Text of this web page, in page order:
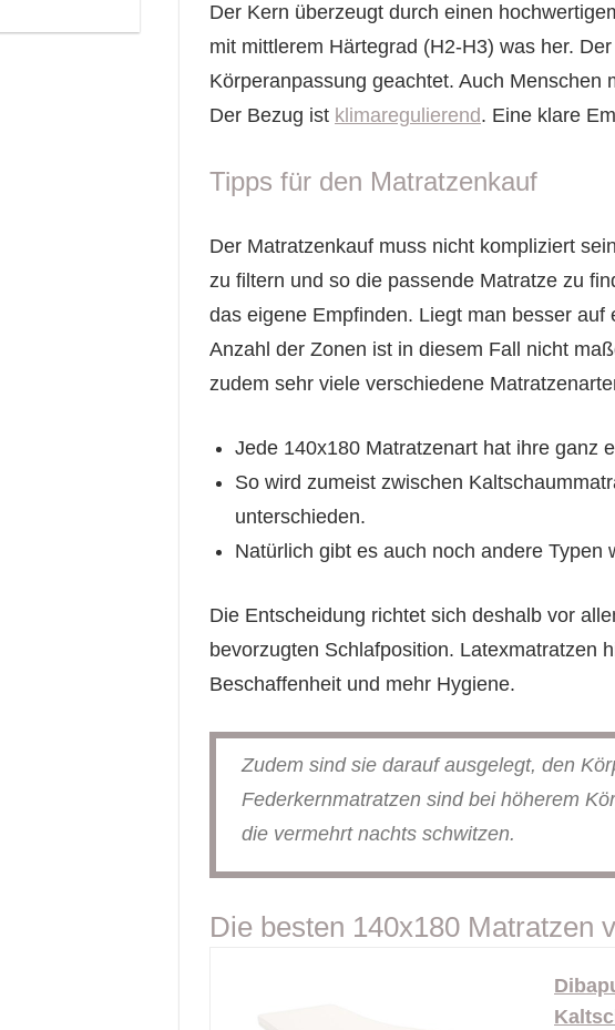
Der Kern überzeugt durch einen
mit mittlerem Härtegrad (H2-H3) was her.
Körperanpassung geachtet. Auch
Der Bezug ist klimaregulierend. Eine klare
Tipps für den Matratzenkauf
Der Matratzenkauf muss nicht kompliziert
zu filtern und so die passende Matratze zu
das eigene Empfinden. Liegt man besser
Anzahl der Zonen ist in diesem Fall nicht
zudem sehr viele verschiedene
Jede 140x180 Matratzenart hat ihre ganz
So wird zumeist zwischen
unterschieden.
Natürlich gibt es auch noch andere
Die Entscheidung richtet sich deshalb vor
bevorzugten Schlafposition. Latexmatratzen
Beschaffenheit und mehr Hygiene.
Zudem sind sie darauf ausgelegt, den
Federkernmatratzen sind bei höherem
die vermehrt nachts schwitzen.
Die besten 140x180 Matratzen